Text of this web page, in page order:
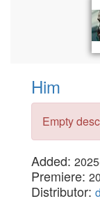
Him
Empty
Added:
Premiere:
Distributor: